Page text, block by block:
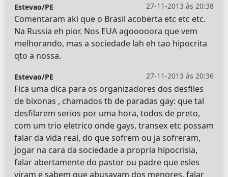
27-11-2013 às 20:38
Estevao/PE
Comentaram aki que o Brasil acoberta etc etc etc.
Na Russia eh pior. Nos EUA agooooora que vem
melhorando, mas a sociedade lah eh tao hipocrita
qto a nossa.
27-11-2013 às 20:36
Estevao/PE
Fica uma dica para os organizadores dos desfiles
de bixonas , chamados tb de paradas gay: que tal
desfilarem serios por uma hora, todos de preto,
com um trio eletrico onde gays, transex etc possam
falar da vida real, do que sofrem ou ja sofreram,
jogar na cara da sociedade a propria hipocrisia,
falar abertamente do pastor ou padre que esles
viram e sabem que abusavam dos menores, falar